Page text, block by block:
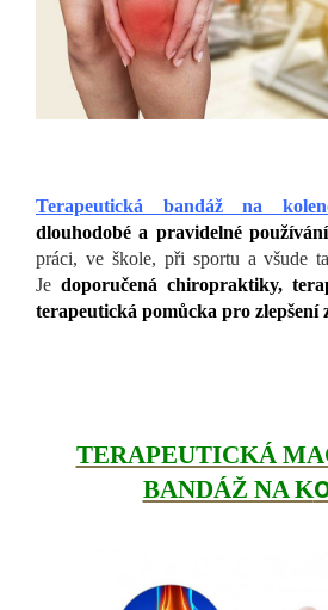
Terapeutická bandáž na
dlouhodobé a pravidelné
práci, ve škole, při sportu a všude
Je doporučená chiropraktiky,
terapeutická pomůcka pro zlepšení
TERAPEUTICKÁ
BANDÁŽ NA K